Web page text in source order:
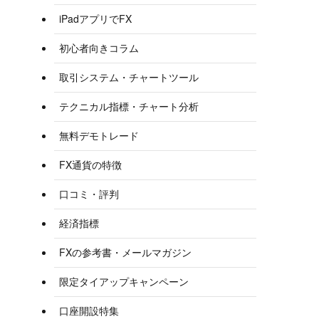
iPadアプリでFX
初心者向きコラム
取引システム・チャートツール
テクニカル指標・チャート分析
無料デモトレード
FX通貨の特徴
口コミ・評判
経済指標
FXの参考書・メールマガジン
限定タイアップキャンペーン
口座開設特集